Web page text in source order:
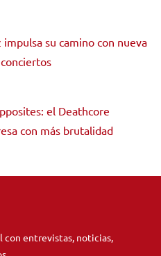
impulsa su camino con nueva
el Deathcore
con más brutalidad
con entrevistas, noticias,